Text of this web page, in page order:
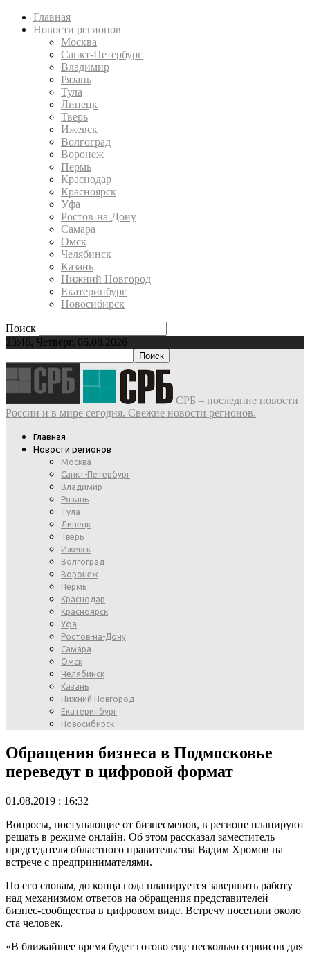
Главная
Новости регионов
Москва
Санкт-Петербург
Владимир
Рязань
Тула
Липецк
Тверь
Ижевск
Волгоград
Воронеж
Пермь
Краснодар
Красноярск
Уфа
Ростов-на-Дону
Самара
Омск
Челябинск
Казань
Нижний Новгород
Екатеринбург
Новосибирск
Поиск
23:46, Четверг, 06.08.2026
СРБ – последние новости
России и в мире сегодня. Свежие новости регионов.
Главная
Новости регионов
Москва
Санкт-Петербург
Владимир
Рязань
Тула
Липецк
Тверь
Ижевск
Волгоград
Воронеж
Пермь
Краснодар
Красноярск
Уфа
Ростов-на-Дону
Самара
Омск
Челябинск
Казань
Нижний Новгород
Екатеринбург
Новосибирск
Обращения бизнеса в Подмосковье
переведут в цифровой формат
01.08.2019 : 16:32
Вопросы, поступающие от бизнесменов, в регионе планируют
решать в режиме онлайн. Об этом рассказал заместитель
председателя областного правительства Вадим Хромов на
встрече с предпринимателями.
По его словам, до конца года планируется завершить работу
над механизмом ответов на обращения представителей
бизнес-сообщества в цифровом виде. Встречу посетили около
ста человек.
«В ближайшее время будет готово еще несколько сервисов для